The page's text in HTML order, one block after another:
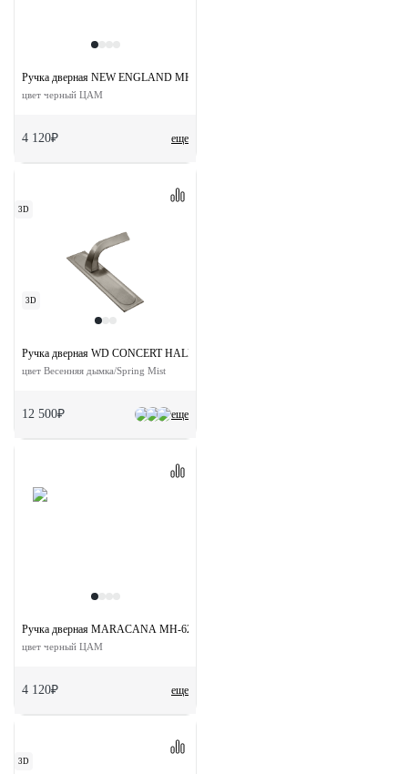
еще
Ручка дверная NEW ENGLAND MH-63-S50 BL на скрытой прямоугольной
цвет черный ЦАМ
4 120₽
3D
3D
еще
Ручка дверная WD CONCERT HALL PLS SMI на планке
цвет Весенняя дымка/Spring Mist
12 500₽
еще
Ручка дверная MARACANA MH-62-R50 BL на скрытой овальной розетке с
цвет черный ЦАМ
4 120₽
3D